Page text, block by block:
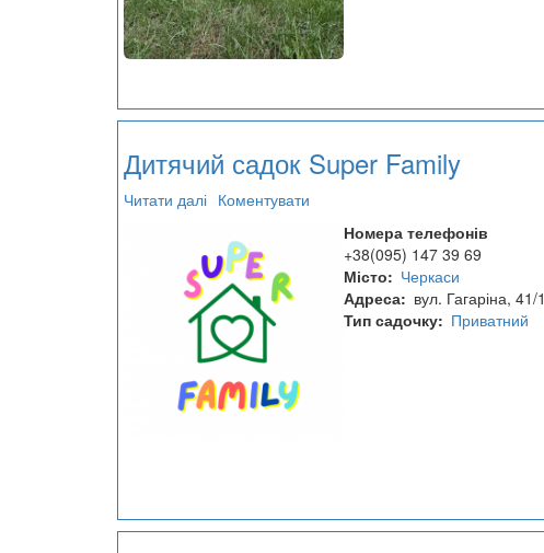
Дитячий садок Super Family
Читати далі про
садок
Super
Family
Коментувати
Номера телефонів
+38(095) 147 39 69
Місто
Черкаси
Адреса
вул. Гагаріна, 41/1
Тип садочку
Приватний